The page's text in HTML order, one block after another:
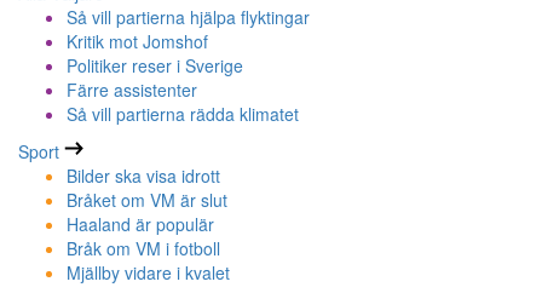
Så vill partierna hjälpa flyktingar
Kritik mot Jomshof
Politiker reser i Sverige
Färre assistenter
Så vill partierna rädda klimatet
Sport
Bilder ska visa idrott
Bråket om VM är slut
Haaland är populär
Bråk om VM i fotboll
Mjällby vidare i kvalet